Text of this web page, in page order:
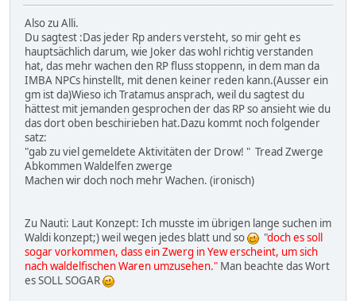
Also zu Alli.
Du sagtest :Das jeder Rp anders versteht, so mir geht es
hauptsächlich darum, wie Joker das wohl richtig verstanden
hat, das mehr wachen den RP fluss stoppenn, in dem man da
IMBA NPCs hinstellt, mit denen keiner reden kann.(Ausser ein
gm ist da)Wieso ich Tratamus ansprach, weil du sagtest du
hättest mit jemanden gesprochen der das RP so ansieht wie du
das dort oben beschirieben hat.Dazu kommt noch folgender
satz:
"gab zu viel gemeldete Aktivitäten der Drow! " Tread Zwerge
Abkommen Waldelfen zwerge
Machen wir doch noch mehr Wachen. (ironisch)
Zu Nauti: Laut Konzept: Ich musste im übrigen lange suchen im
Waldi konzept;) weil wegen jedes blatt und so
"doch es soll
sogar vorkommen, dass ein Zwerg in Yew erscheint, um sich
nach waldelfischen Waren umzusehen." Man beachte das Wort
es SOLL SOGAR